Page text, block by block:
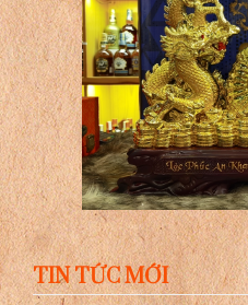
TIN TỨC MỚI